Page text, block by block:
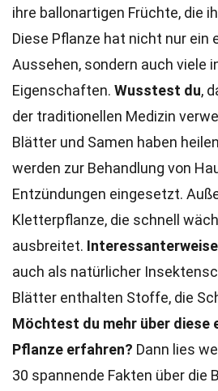
ihre ballonartigen Früchte, die
Diese Pflanze hat nicht nur ein
Aussehen, sondern auch viele
Eigenschaften. Wusstest du,
der traditionellen Medizin
Blätter und Samen haben
werden zur Behandlung von
Entzündungen eingesetzt.
Kletterpflanze, die schnell
ausbreitet. Interessanterweise
auch als natürlicher
Blätter enthalten Stoffe, die
Möchtest du mehr über diese
Pflanze erfahren? Dann lies
30 spannende Fakten über die